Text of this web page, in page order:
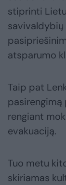
stiprinti
atsparumo
Taip pat
rengiant
evakuaciją.
Tuo metu
skiriamas